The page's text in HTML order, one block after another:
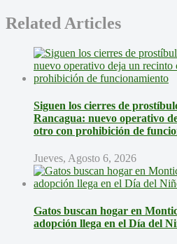
Related Articles
Siguen los cierres de
Rancagua: nuevo operativo
otro con prohibición de
Jueves, Agosto 6, 2026
Gatos buscan hogar en
adopción llega en el Día del